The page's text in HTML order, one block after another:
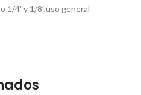
1/4′ y 1/8′,uso general